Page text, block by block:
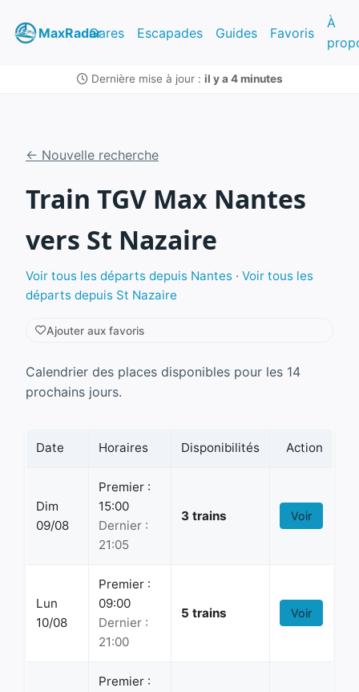
MaxRadarGares Escapades Guides Favoris
À
Dernière mise à jour : il y a 4 minutes
← Nouvelle recherche
Train TGV Max Nantes
vers St Nazaire
Voir tous les départs depuis Nantes · Voir tous les
départs depuis St Nazaire
Ajouter aux favoris
Calendrier des places disponibles pour les 14
prochains jours.
Date Horaires Disponibilités Action
Dim
09/08
Premier :
15:00
Dernier :
21:05
3 trains Voir
Lun
10/08
Premier :
09:00
Dernier :
21:00
5 trains Voir
Premier :